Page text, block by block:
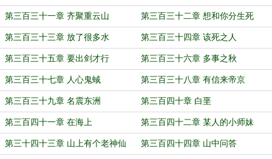
第三百三十一章 齐聚重云山 第三百三十二章 想和你分生死
第三百三十三章 放了很多水 第三百三十四章 该死之人
第三百三十五章 要出剑才行 第三百三十六章 多事之秋
第三百三十七章 人心鬼蜮 第三百三十八章 有信来帝京
第三百三十九章 名震东洲 第三百四十章 白垩
第三百四十一章 在海上 第三百四十二章 某人的小师妹
第三十四十三章 山上有个老神仙 第三百四十四章 山中问答